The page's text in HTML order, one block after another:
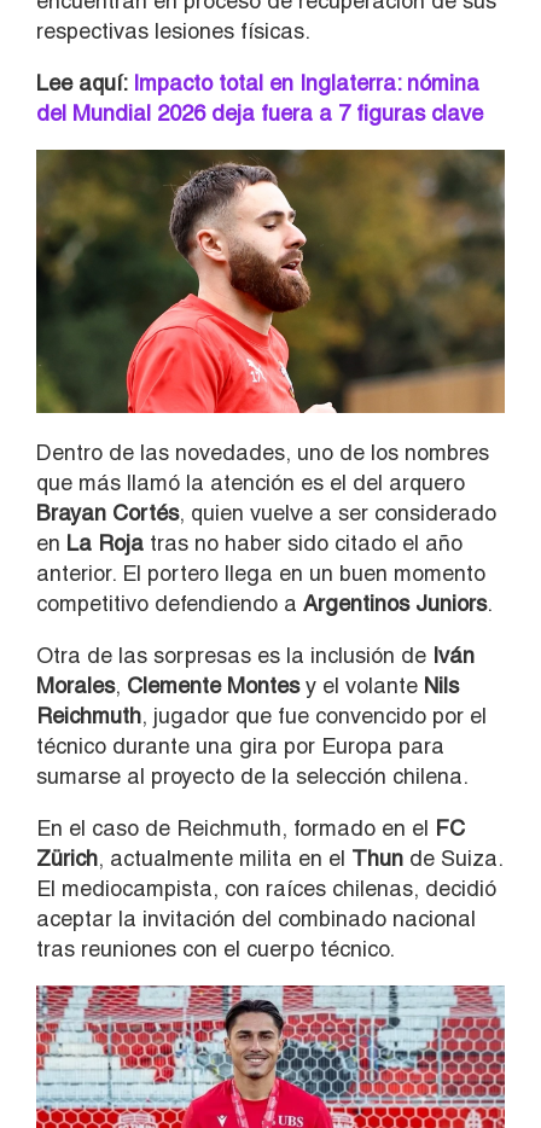
respectivas lesiones físicas.
Lee aquí:Impacto total en Inglaterra: nómina
del Mundial 2026 deja fuera a 7 figuras clave
Dentro de las novedades, uno de los nombres
que más llamó la atención es el del arquero
Brayan Cortés, quien vuelve a ser considerado
en La Roja tras no haber sido citado el año
anterior. El portero llega en un buen momento
competitivo defendiendo a Argentinos Juniors.
Otra de las sorpresas es la inclusión de Iván
Morales, Clemente Montesy el volante Nils
Reichmuth, jugador que fue convencido por el
técnico durante una gira por Europa para
sumarse al proyecto de la selección chilena.
En el caso de Reichmuth, formado en el FC
Zürich, actualmente milita en el Thun de Suiza.
El mediocampista, con raíces chilenas, decidió
aceptar la invitación del combinado nacional
tras reuniones con el cuerpo técnico.